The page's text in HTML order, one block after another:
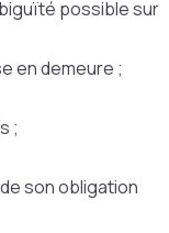
possible sur
en demeure ;
;
son obligation